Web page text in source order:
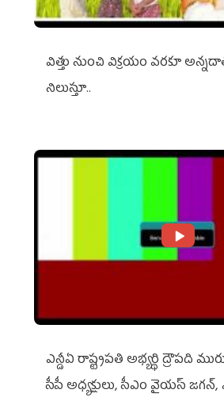
విత్తు నుంచి విక్రయం వరకూ
నిలుస్తూ..
ఎన్డీఏ రాష్ట్ర‌ప‌తి అభ్య‌ర్థి ద్రౌప‌ది
సీపీ అధ్య‌క్షులు, సీఎం వైయ‌స్ జ‌గ‌న్,